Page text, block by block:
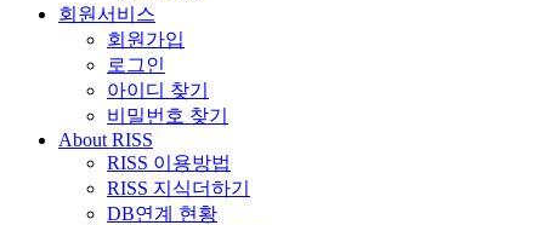
회원서비스
회원가입
로그인
아이디 찾기
비밀번호 찾기
About RISS
RISS 이용방법
RISS 지식더하기
DB연계 현황